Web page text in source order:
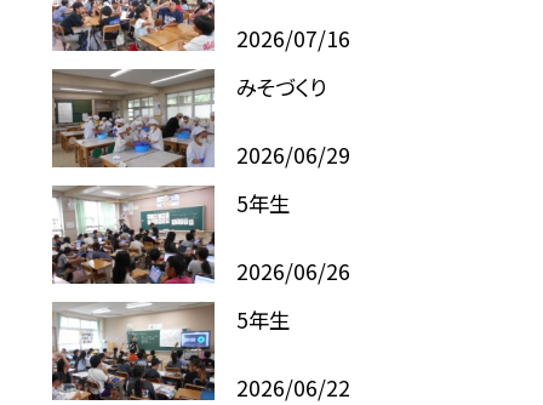
2026/07/16
みそづくり
2026/06/29
5年生
2026/06/26
5年生
2026/06/22